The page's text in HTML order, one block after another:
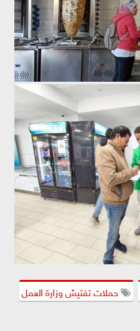
حملات تفتيش وزارة العمل